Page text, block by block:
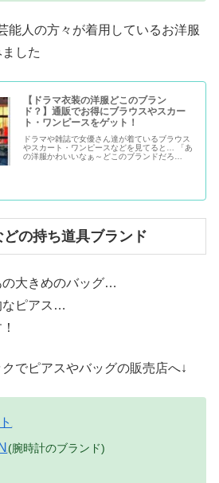
能人の方々が着用しているお洋服
した
【ドラマ衣装の洋服どこのブラン
ド？】通販でお得にブラウスやスカー
ト・ワンピースをゲット！
ドラマや雑誌で女優さん達が着ているブラウス
やスカート・ワンピースなどを見てると… 「あ
の洋服かわいいなぁ～どこのブランドだろ
の持ち道具ブランド
の大きめのバッグ…
なピアス…
でピアスやバッグの販売店へ↓
(腕時計のブランド)